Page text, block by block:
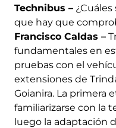
Technibus –
que hay que
Francisco Caldas –
fundamentales en
pruebas con el
extensiones de
Goianira. La primera
familiarizarse con la
luego la adaptación